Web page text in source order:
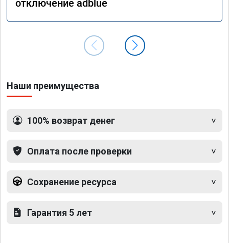
отключение adblue
Наши преимущества
100% возврат денег
Оплата после проверки
Сохранение ресурса
Гарантия 5 лет